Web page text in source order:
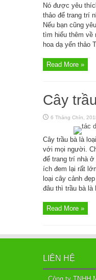
Nó được yêu
thảo để trang trí
Nếu bạn cũng
tìm hiểu thêm về
hoa dạ yến thảo
Read More »
Cây
6 Tháng Chín,
Cây trầu bà là
với mọi người.
để trang trí nhà
ích đem lại rất
loại cây cảnh
đâu thì trầu bà là
Read More »
LIÊN HỆ